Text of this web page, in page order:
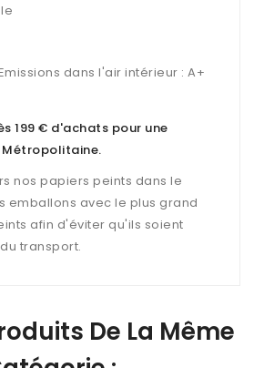
dans l'air intérieur : A+
199 € d'achats pour une
Métropolitaine.
nos papiers peints dans le
emballons avec le plus grand
afin d'éviter qu'ils soient
transport.
De La Même